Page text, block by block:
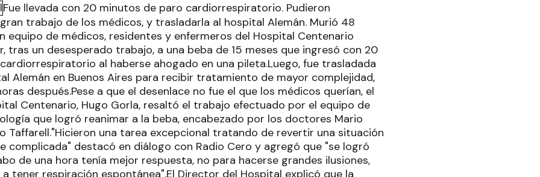
Fue llevada con 20 minutos de paro cardiorrespiratorio. Pudieron
trabajo de los médicos, y trasladarla al hospital Alemán. Murió 48
equipo de médicos, residentes y enfermeros del Hospital Centenario
tras un desesperado trabajo, a una beba de 15 meses que ingresó con 20
al haberse ahogado en una pileta.Luego, fue trasladada
Alemán en Buenos Aires para recibir tratamiento de mayor complejidad,
después.Pese a que el desenlace no fue el que los médicos querían, el
Centenario, Hugo Gorla, resaltó el trabajo efectuado por el equipo de
que logró reanimar a la beba, encabezado por los doctores Mario
Taffarell."Hicieron una tarea excepcional tratando de revertir una situación
complicada" destacó en diálogo con Radio Cero y agregó que "se logró
de una hora tenía mejor respuesta, no para hacerse grandes ilusiones,
tener respiración espontánea".El Director del Hospital explicó que la